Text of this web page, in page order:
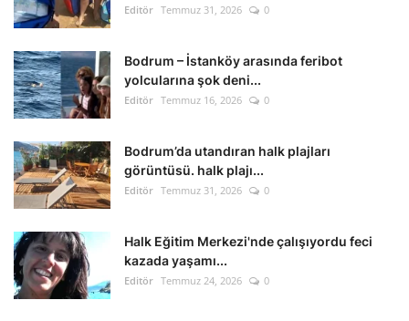
Editör Temmuz 31, 2026 0
Bodrum – İstanköy arasında feribot
yolcularına şok deni...
Editör Temmuz 16, 2026 0
Bodrum’da utandıran halk plajları
görüntüsü. halk plajı...
Editör Temmuz 31, 2026 0
Halk Eğitim Merkezi'nde çalışıyordu feci
kazada yaşamı...
Editör Temmuz 24, 2026 0